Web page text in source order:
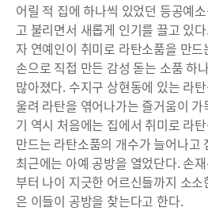
어릴 적 집에 하나씩 있었던 등공예
고 불리면서 새롭게 인기를 끌고 있
자 연예인이 취미로 라탄소품을 만
손으로 직접 만든 감성 돋는 소품 하
많아졌다. 수지구 상현동에 있는 라
울려 라탄을 엮어나가는 즐거움이 가
기 역시 처음에는 집에서 취미로 라
만드는 라탄소품의 개수가 늘어나고
최근에는 아예 공방을 열었단다. 손
부터 나이 지긋한 어르신들까지 소
은 이들이 공방을 찾는다고 한다.